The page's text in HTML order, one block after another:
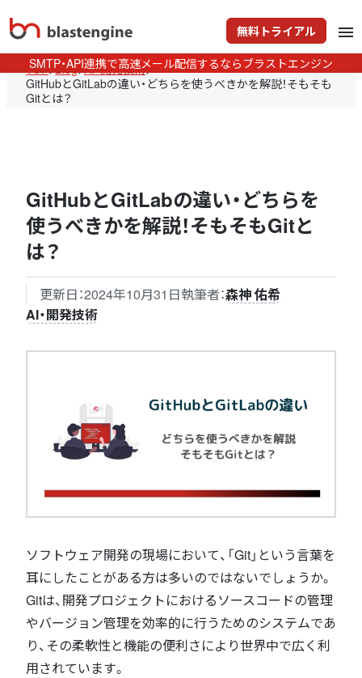
無料トライアル menu
SMTP・API連携で高速メール配信するならブラストエンジン
TOP>Blog>AI・開発技術>
GitHubとGitLabの違い・どちらを使うべきかを解説！そもそも
Gitとは？
GitHubとGitLabの違い・どちらを
使うべきかを解説！そもそもGitと
は？
更新日：2024年10月31日執筆者：森神 佑希
AI・開発技術
ソフトウェア開発の現場において、「Git」という言葉を
耳にしたことがある方は多いのではないでしょうか。
Gitは、開発プロジェクトにおけるソースコードの管理
やバージョン管理を効率的に行うためのシステムであ
り、その柔軟性と機能の便利さにより世界中で広く利
用されています。